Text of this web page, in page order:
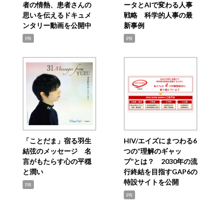
者の情熱、患者さんの
思いを伝えるドキュメ
ンタリー動画を公開中
PR
ータとAIで変わる人事
戦略 科学的人事の最
新事例
PR
「ことだま」宿る羽生
結弦のメッセージ 名
言がもたらす心の平穏
と潤い
PR
HIV/エイズにまつわる6
つの“理解のギャッ
プ”とは？ 2030年の流
行終結を目指すGAP6の
特設サイトを公開
PR